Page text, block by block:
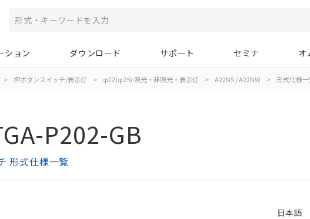
ション ダウンロード サポート セミナ オ
> 押ボタンスイッチ/表示灯 > φ22(φ25):照光・非照光・表示灯 > A22NS / A22NW > 形式仕様
P202-GB
形式仕様一覧
日本語